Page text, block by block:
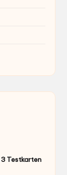
Testkarten